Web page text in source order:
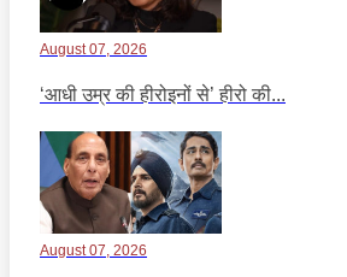
August 07, 2026
‘आधी उम्र की हीरोइनों से’ हीरो की...
August 07, 2026